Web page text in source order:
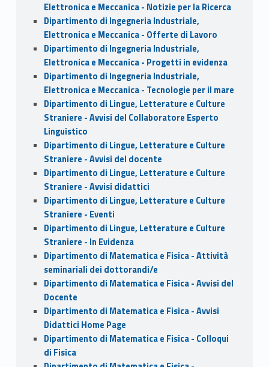
Elettronica e Meccanica - Notizie per la Ricerca
Dipartimento di Ingegneria Industriale,
Elettronica e Meccanica - Offerte di Lavoro
Dipartimento di Ingegneria Industriale,
Elettronica e Meccanica - Progetti in evidenza
Dipartimento di Ingegneria Industriale,
Elettronica e Meccanica - Tecnologie per il mare
Dipartimento di Lingue, Letterature e Culture
Straniere - Avvisi del Collaboratore Esperto
Linguistico
Dipartimento di Lingue, Letterature e Culture
Straniere - Avvisi del docente
Dipartimento di Lingue, Letterature e Culture
Straniere - Avvisi didattici
Dipartimento di Lingue, Letterature e Culture
Straniere - Eventi
Dipartimento di Lingue, Letterature e Culture
Straniere - In Evidenza
Dipartimento di Matematica e Fisica - Attività
seminariali dei dottorandi/e
Dipartimento di Matematica e Fisica - Avvisi del
Docente
Dipartimento di Matematica e Fisica - Avvisi
Didattici Home Page
Dipartimento di Matematica e Fisica - Colloqui
di Fisica